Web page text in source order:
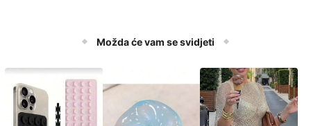
Možda će vam se svidjeti